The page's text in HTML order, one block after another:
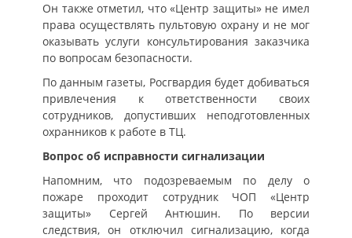
Он также отметил, что «Центр защиты» не имел
права осуществлять пультовую охрану и не мог
оказывать услуги консультирования заказчика
по вопросам безопасности.
По данным газеты, Росгвардия будет добиваться
привлечения к ответственности своих
сотрудников, допустивших неподготовленных
охранников к работе в ТЦ.
Вопрос об исправности сигнализации
Напомним, что подозреваемым по делу о
пожаре проходит сотрудник ЧОП «Центр
защиты» Сергей Антюшин. По версии
следствия, он отключил сигнализацию, когда